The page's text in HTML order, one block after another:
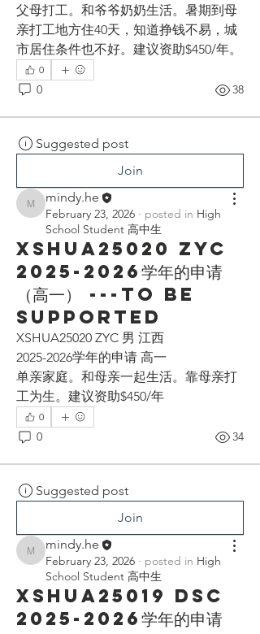
父母打工。和爷爷奶奶生活。暑期到母
亲打工地方住40天，知道挣钱不易，城
市居住条件也不好。建议资助$450/年。
0
0 38
Suggested post
Join
mindy.he
mindy.he
February 23, 2026 · posted in High
School Student 高中生
XSHUA25020 ZYC
2025-2026学年的申请
（高一） ---To be
supported
XSHUA25020 ZYC 男 江西
2025-2026学年的申请 高一
单亲家庭。和母亲一起生活。靠母亲打
工为生。建议资助$450/年
0
0 34
Suggested post
Join
mindy.he
mindy.he
February 23, 2026 · posted in High
School Student 高中生
XSHUA25019 DSC
2025-2026学年的申请